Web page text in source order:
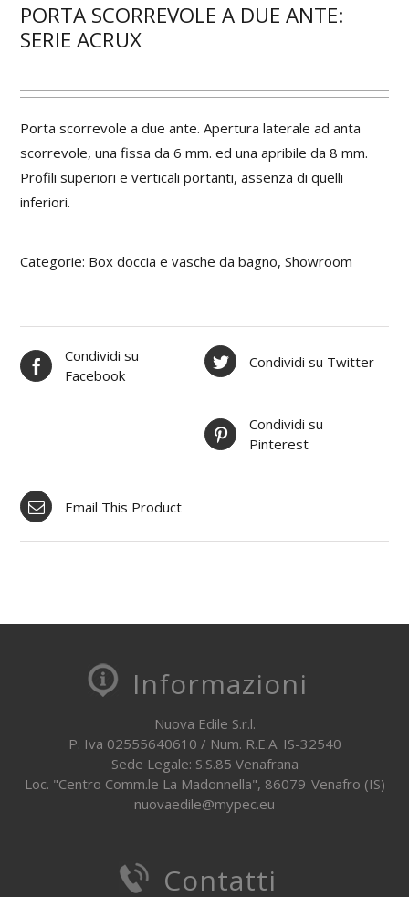
PORTA SCORREVOLE A DUE ANTE:
SERIE ACRUX
Porta scorrevole a due ante. Apertura laterale ad anta
scorrevole, una fissa da 6 mm. ed una apribile da 8 mm.
Profili superiori e verticali portanti, assenza di quelli
inferiori.
Categorie: Box doccia e vasche da bagno,Showroom
Condividi su
Facebook
Condividi su Twitter
Condividi su
Pinterest
Email This Product
Informazioni
Nuova Edile S.r.l.
P. Iva 02555640610 / Num. R.E.A. IS-32540
Sede Legale: S.S.85 Venafrana
Loc. "Centro Comm.le La Madonnella", 86079-Venafro (IS)
nuovaedile@mypec.eu
Contatti